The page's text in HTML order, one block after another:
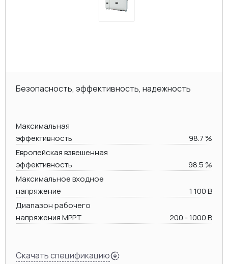
Безопасность, эффективность, надежность
Максимальная
эффективность
98.7 %
Европейская взвешенная
эффективность
98.5 %
Максимальное входное
напряжение
1 100 В
Диапазон рабочего
напряжения MPPT
200 - 1000 В
Скачать спецификацию